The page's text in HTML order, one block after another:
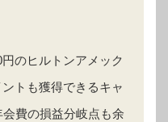
のヒルトンアメック
トも獲得できるキャ
費の損益分岐点も余